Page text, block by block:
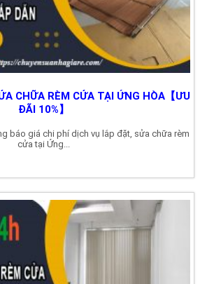
CHỮA RÈM CỬA TẠI ỨNG HÒA【ƯU
ĐÃI 10%】
báo giá chi phí dịch vụ lắp đặt, sửa chữa rèm
cửa tại Ứng...